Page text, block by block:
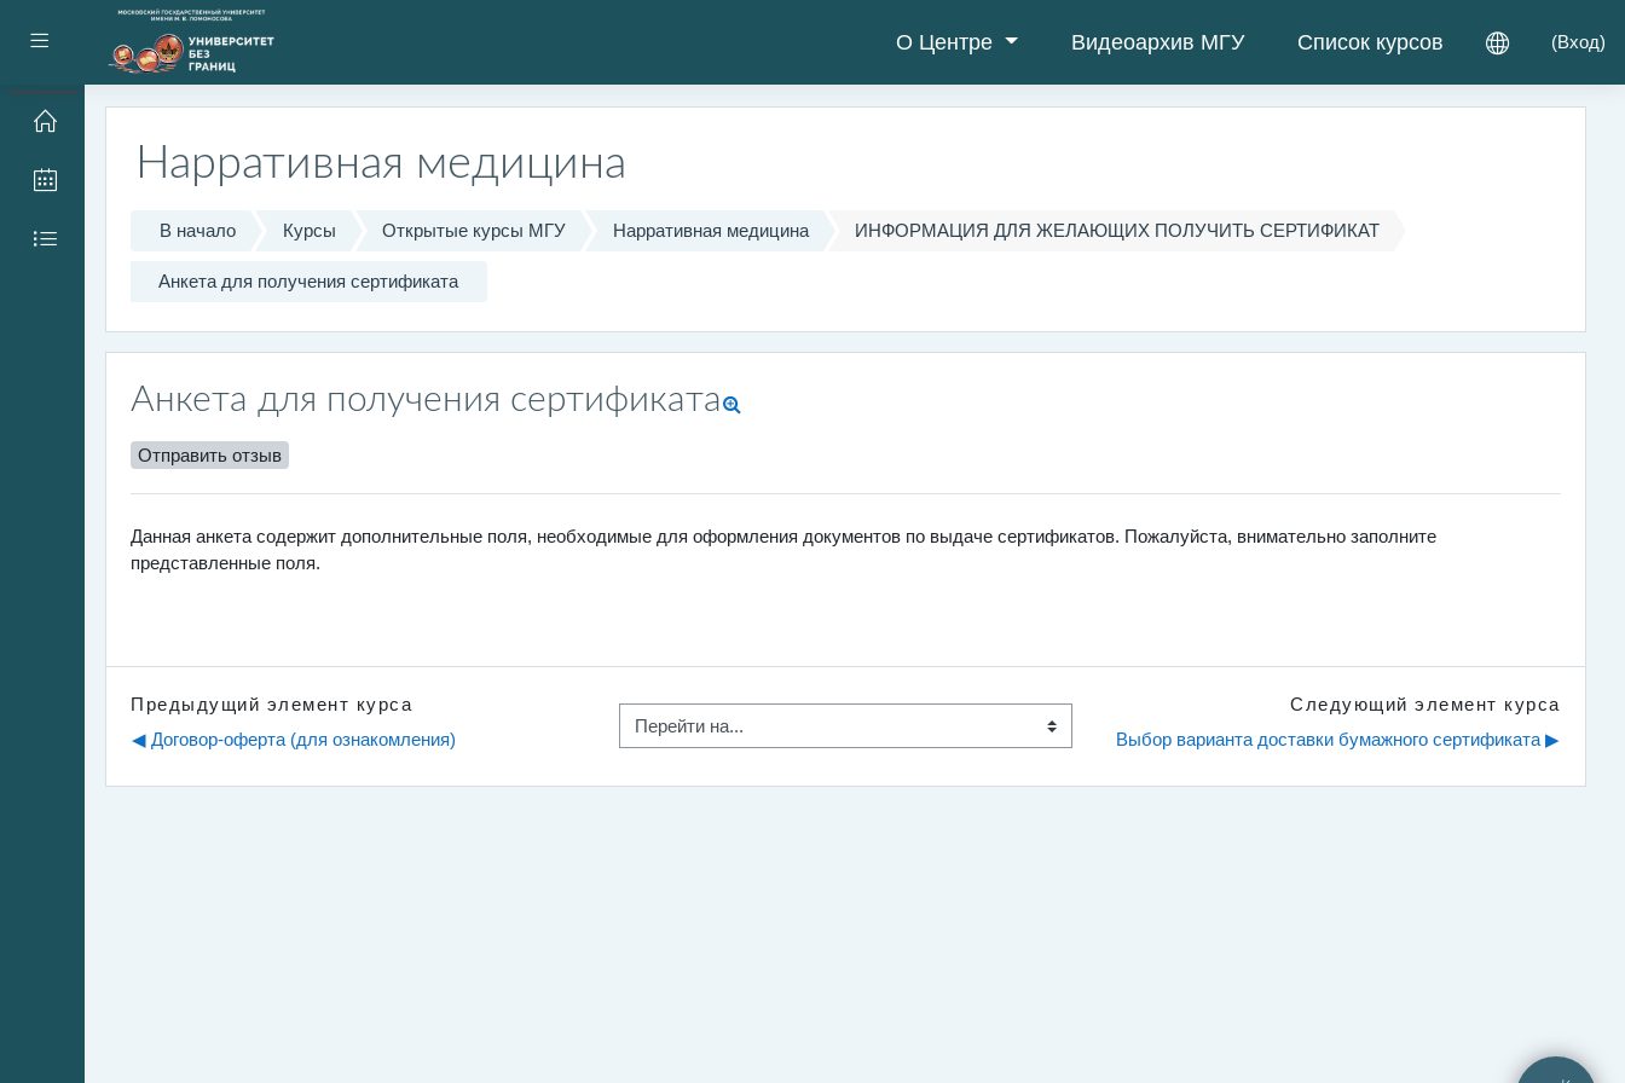
Боковая панель О Центре Видеоархив МГУ Список курсов (Вход)
Перейти к основному содержанию
Нарративная медицина
В начало Курсы Открытые курсы МГУ Нарративная медицина ИНФОРМАЦИЯ ДЛЯ ЖЕЛАЮЩИХ ПОЛУЧИТЬ СЕРТИФИКАТ
Анкета для получения сертификата
Анкета для получения сертификата
Отправить отзыв
Данная анкета содержит дополнительные поля, необходимые для оформления документов по выдаче сертификатов. Пожалуйста, внимательно заполните
представленные поля.
Предыдущий элемент курса
◀︎ Договор-оферта (для ознакомления)
Перейти на...
Следующий элемент курса
Выбор варианта доставки бумажного сертификата ▶︎